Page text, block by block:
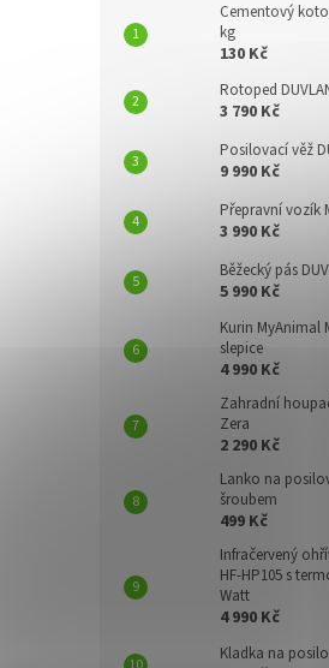
Cementový
kg
130 Kč
Rotoped
3 790 Kč
Posilovací věž
9 990 Kč
Přepravní vozík
3 990 Kč
Běžecký pás
5 990 Kč
Kurin MyAnimal
slepice
4 990 Kč
Zahradní
Zera
2 290 Kč
Lanko na
šroubem
499 Kč
Infračervený
HF-HP105 s
Watt
4 990 Kč
Kladka na